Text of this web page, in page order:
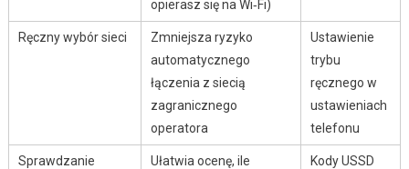
opierasz się na Wi‑Fi)
Ręczny wybór sieci
Zmniejsza ryzyko
automatycznego
łączenia z siecią
zagranicznego
operatora
Ustawienie
trybu
ręcznego w
ustawieniach
telefonu
Sprawdzanie
Ułatwia ocenę, ile
Kody USSD